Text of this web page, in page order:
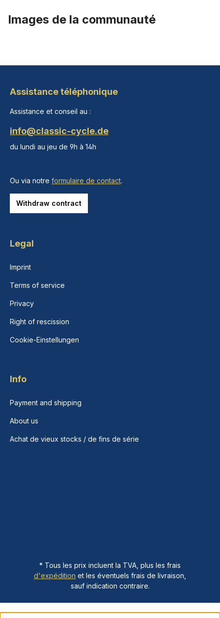
Images de la communauté
Assistance téléphonique
Assistance et conseil au :
info@classic-cycle.de
du lundi au jeu de 9h à 14h
Ou via notre formulaire de contact.
Withdraw contract
Legal
Imprint
Terms of service
Privacy
Right of rescission
Cookie-Einstellungen
Info
Payment and shipping
About us
Achat de vieux stocks / de fins de série
* Tous les prix incluent la TVA, plus les frais
d'expédition et les éventuels frais de livraison,
sauf indication contraire.